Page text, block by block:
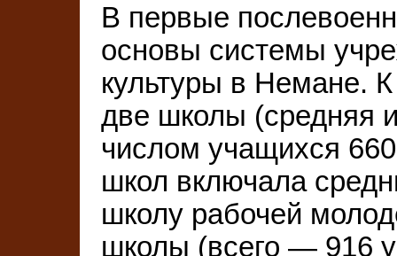
В первые
основы системы
культуры в Немане. К
две школы (средняя
числом учащихся 660
школ включала
школу рабочей
школы (всего — 916